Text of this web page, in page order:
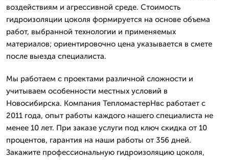
воздействиям и агрессивной среде. Стоимость
гидроизоляции цоколя формируется на основе объема
работ, выбранной технологии и применяемых
материалов; ориентировочно цена указывается в смете
после выезда специалиста.
Мы работаем с проектами различной сложности и
учитываем особенности местных условий в
Новосибирска. Компания ТепломастерНвс работает с
2011 года, опыт работы каждого нашего специалиста не
менее 10 лет. При заказе услуги под ключ скидка от 10
процентов, гарантия на наши работы от 356 дней.
Закажите профессиональную гидроизоляцию цоколя,